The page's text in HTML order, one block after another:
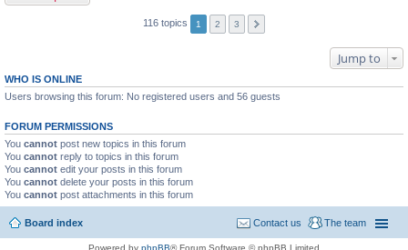
116 topics 1 2 3
Jump to
WHO IS ONLINE
Users browsing this forum: No registered users and 56 guests
FORUM PERMISSIONS
You cannot post new topics in this forum
You cannot reply to topics in this forum
You cannot edit your posts in this forum
You cannot delete your posts in this forum
You cannot post attachments in this forum
Board index The team
Contact us
Powered by phpBB® Forum Software © phpBB Limited